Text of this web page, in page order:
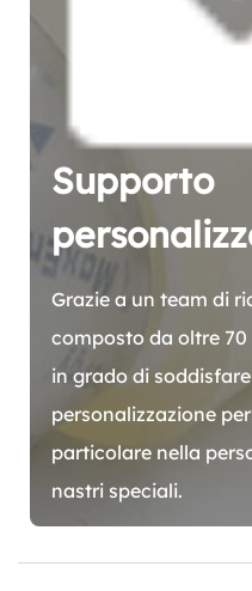
Supporto
Grazie a un team di
composto da oltre
in grado di
personalizzazione
particolare nella
nastri speciali.